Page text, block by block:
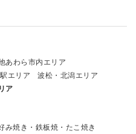
あわら市内エリア
エリア
波松・北潟エリア
ア
み焼き・鉄板焼・たこ焼き